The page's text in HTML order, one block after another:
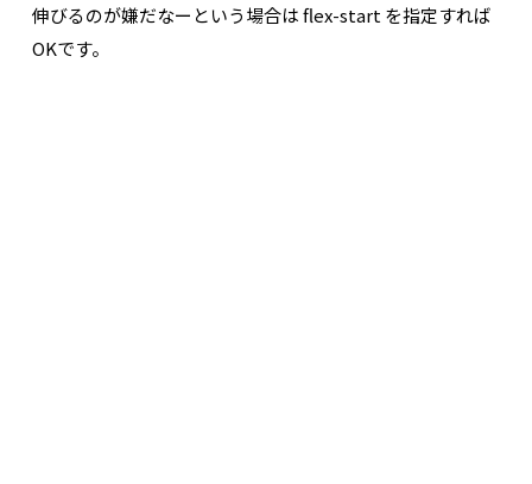
伸びるのが嫌だなーという場合は flex-start を指定すれば
OKです。